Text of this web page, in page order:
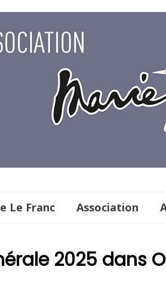
Le Franc Association
2025 dans